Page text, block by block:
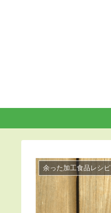
余った加工食品レシピ